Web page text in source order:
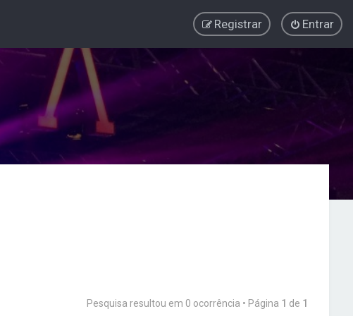
Entrar
Registrar
Pesquisa resultou em 0 ocorrência • Página 1 de 1